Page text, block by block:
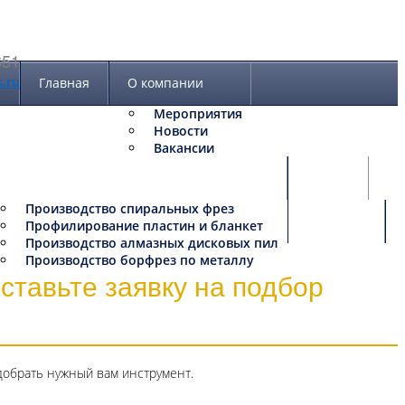
Главная
О компании
Мероприятия
Новости
Вакансии
Производство спиральных фрез
Профилирование пластин и бланкет
Производство алмазных дисковых пил
Производство борфрез по металлу
заявку на подбор
нужный вам инструмент.